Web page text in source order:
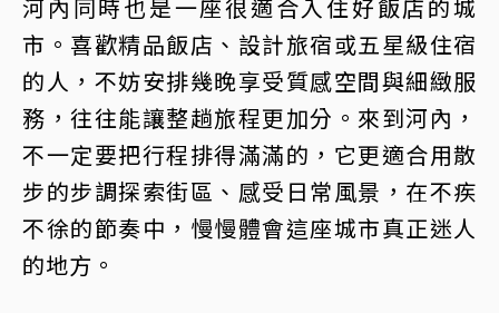
河內同時也是一座很適合入住好飯店的城
市。喜歡精品飯店、設計旅宿或五星級住宿
的人，不妨安排幾晚享受質感空間與細緻服
務，往往能讓整趟旅程更加分。來到河內，
不一定要把行程排得滿滿的，它更適合用散
步的步調探索街區、感受日常風景，在不疾
不徐的節奏中，慢慢體會這座城市真正迷人
的地方。